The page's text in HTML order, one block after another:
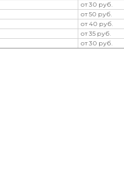
от 30 руб.
от 50 руб.
от 40 руб.
от 35 руб.
от 30 руб.